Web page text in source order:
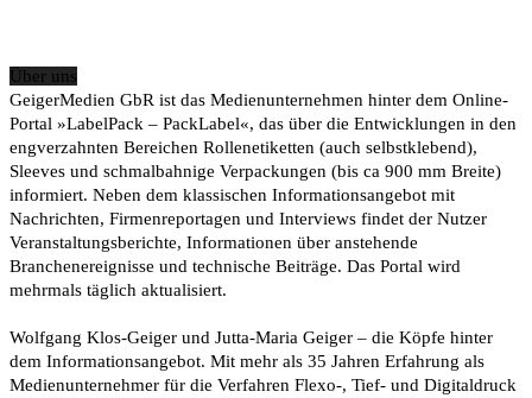
Über uns
GeigerMedien GbR ist das Medienunternehmen hinter dem Online-
Portal »LabelPack – PackLabel«, das über die Entwicklungen in den
engverzahnten Bereichen Rollenetiketten (auch selbstklebend),
Sleeves und schmalbahnige Verpackungen (bis ca 900 mm Breite)
informiert. Neben dem klassischen Informationsangebot mit
Nachrichten, Firmenreportagen und Interviews findet der Nutzer
Veranstaltungsberichte, Informationen über anstehende
Branchenereignisse und technische Beiträge. Das Portal wird
mehrmals täglich aktualisiert.
Wolfgang Klos-Geiger und Jutta-Maria Geiger – die Köpfe hinter
dem Informationsangebot. Mit mehr als 35 Jahren Erfahrung als
Medienunternehmer für die Verfahren Flexo-, Tief- und Digitaldruck